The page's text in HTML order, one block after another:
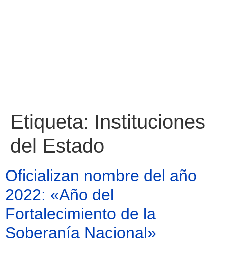
Etiqueta: Instituciones
del Estado
Oficializan nombre del año
2022: «Año del
Fortalecimiento de la
Soberanía Nacional»